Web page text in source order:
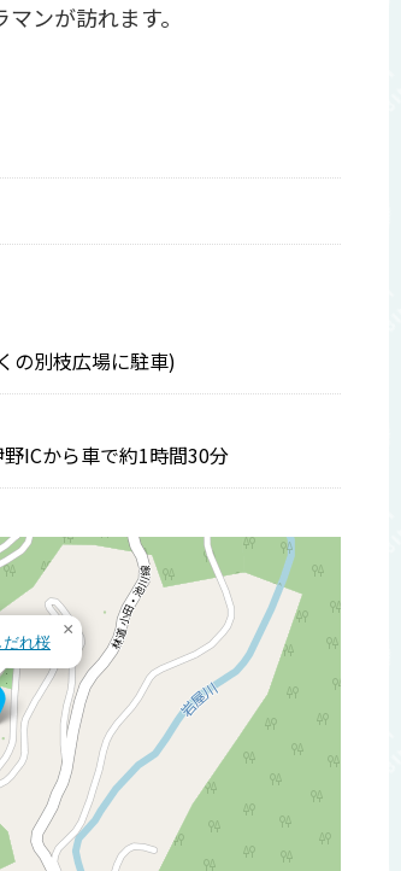
ンが訪れます。
の別枝広場に駐車)
ICから車で約1時間30分
れ桜
×